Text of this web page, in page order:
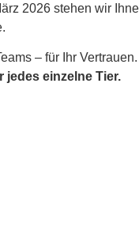
2026 stehen wir
– für Ihr
jedes einzelne Tier.